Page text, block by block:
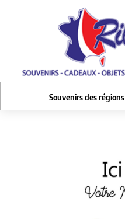
Souvenirs des régions